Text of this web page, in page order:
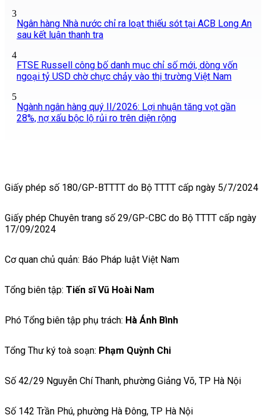
3
Ngân hàng Nhà nước chỉ ra loạt thiếu sót tại ACB Long An
sau kết luận thanh tra
4
FTSE Russell công bố danh mục chỉ số mới, dòng vốn
ngoại tỷ USD chờ chực chảy vào thị trường Việt Nam
5
Ngành ngân hàng quý II/2026: Lợi nhuận tăng vọt gần
28%, nợ xấu bộc lộ rủi ro trên diện rộng
Giấy phép số 180/GP-BTTTT do Bộ TTTT cấp ngày 5/7/2024
Giấy phép Chuyên trang số 29/GP-CBC do Bộ TTTT cấp ngày
17/09/2024
Cơ quan chủ quản: Báo Pháp luật Việt Nam
Tổng biên tập: Tiến sĩ Vũ Hoài Nam
Phó Tổng biên tập phụ trách: Hà Ánh Bình
Tổng Thư ký toà soạn: Phạm Quỳnh Chi
Số 42/29 Nguyễn Chí Thanh, phường Giảng Võ, TP Hà Nội
Số 142 Trần Phú, phường Hà Đông, TP Hà Nội